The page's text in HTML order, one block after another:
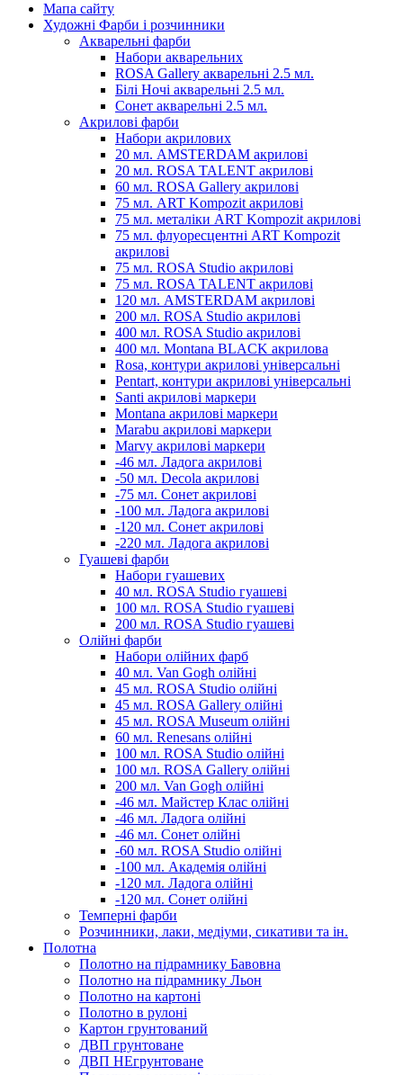
Мапа сайту
Художні Фарби і розчинники
Акварельні фарби
Набори акварельних
ROSA Gallery акварельні 2.5 мл.
Білі Ночі акварельні 2.5 мл.
Сонет акварельні 2.5 мл.
Акрилові фарби
Набори акрилових
20 мл. AMSTERDAM акрилові
20 мл. ROSA TALENT акрилові
60 мл. ROSA Gallery акрилові
75 мл. ART Kompozit акрилові
75 мл. металіки ART Kompozit акрилові
75 мл. флуоресцентні ART Kompozit
акрилові
75 мл. ROSA Studio акрилові
75 мл. ROSA TALENT акрилові
120 мл. AMSTERDAM акрилові
200 мл. ROSA Studio акрилові
400 мл. ROSA Studio акрилові
400 мл. Montana BLACK акрилова
Rosa, контури акрилові універсальні
Pentart, контури акрилові універсальні
Santi акрилові маркери
Montana акрилові маркери
Marabu акрилові маркери
Marvy акрилові маркери
-46 мл. Ладога акрилові
-50 мл. Decola акрилові
-75 мл. Сонет акрилові
-100 мл. Ладога акрилові
-120 мл. Сонет акрилові
-220 мл. Ладога акрилові
Гуашеві фарби
Набори гуашевих
40 мл. ROSA Studio гуашеві
100 мл. ROSA Studio гуашеві
200 мл. ROSA Studio гуашеві
Олійні фарби
Набори олійних фарб
40 мл. Van Gogh олійні
45 мл. ROSA Studio олійні
45 мл. ROSA Gallery олійні
45 мл. ROSA Museum олійні
60 мл. Renesans олійні
100 мл. ROSA Studio олійні
100 мл. ROSA Gallery олійні
200 мл. Van Gogh олійні
-46 мл. Майстер Клас олійні
-46 мл. Ладога олійні
-46 мл. Сонет олійні
-60 мл. ROSA Studio олійні
-100 мл. Академія олійні
-120 мл. Ладога олійні
-120 мл. Сонет олійні
Темперні фарби
Розчинники, лаки, медіуми, сикативи та ін.
Полотна
Полотно на підрамнику Бавовна
Полотно на підрамнику Льон
Полотно на картоні
Полотно в рулоні
Картон грунтований
ДВП грунтоване
ДВП НЕгрунтоване